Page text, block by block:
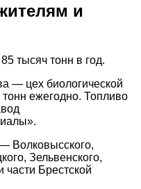
и
тысяч тонн в год.
— цех биологической
ежегодно. Топливо
Волковысского,
Зельвенского,
части Брестской